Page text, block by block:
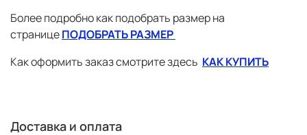
Более подробно как подобрать размер на
страницеПОДОБРАТЬ РАЗМЕР
Как оформить заказ смотрите здесь КАК КУПИТЬ
Доставка и оплата